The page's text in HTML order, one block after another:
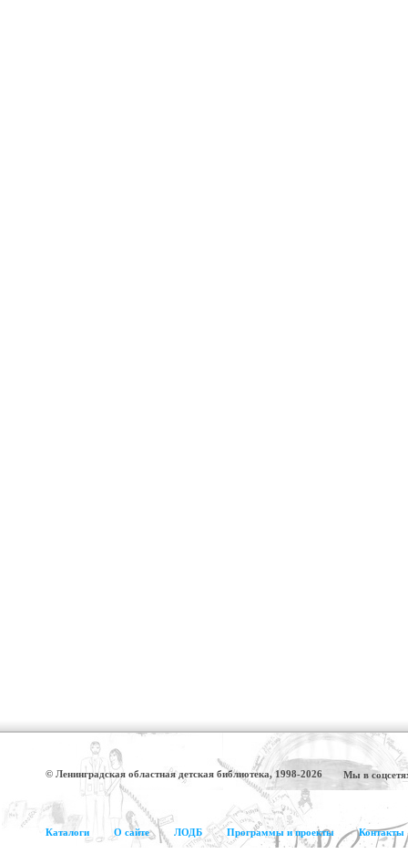
© Ленинградская областная детская библиотека, 1998-2026 Мы в
Каталоги О сайте ЛОДБ Программы и проекты Контакты